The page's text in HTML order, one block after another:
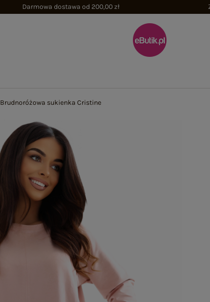
Darmowa dostawa od 200,00 zł
Brudnoróżowa sukienka Cristine